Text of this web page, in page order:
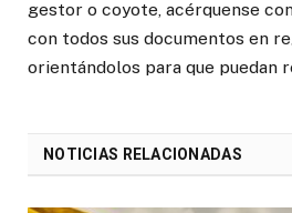
gestor o coyote, acérquense
con todos sus documentos en
orientándolos para que puedan
NOTICIAS RELACIONADAS